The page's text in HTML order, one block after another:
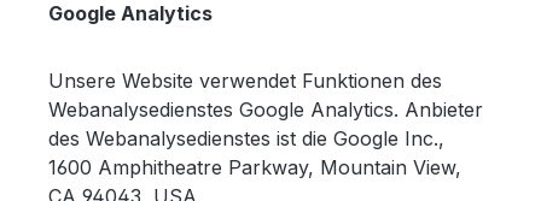
Google Analytics
Unsere Website verwendet Funktionen des
Webanalysedienstes Google Analytics. Anbieter
des Webanalysedienstes ist die Google Inc.,
1600 Amphitheatre Parkway, Mountain View,
CA 94043, USA.